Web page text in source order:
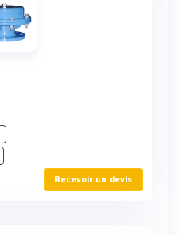
Recevoir un devis